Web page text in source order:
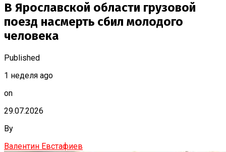
В Ярославской области грузовой
поезд насмерть сбил молодого
человека
Published
1 неделя ago
on
29.07.2026
By
Валентин Евстафиев